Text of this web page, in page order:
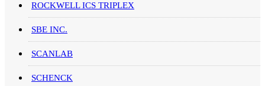
ROCKWELL ICS TRIPLEX
SBE INC.
SCANLAB
SCHENCK